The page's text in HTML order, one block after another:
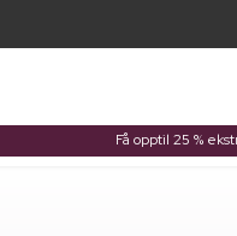
Få opptil 25 %